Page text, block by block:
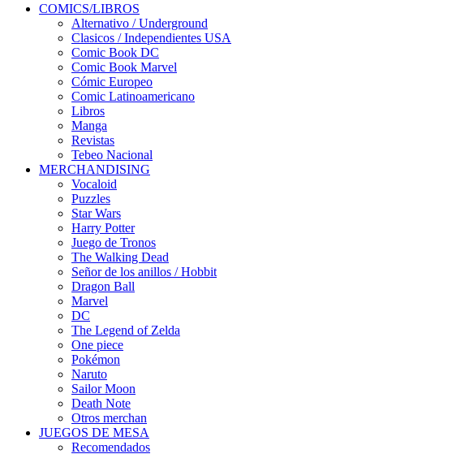
COMICS/LIBROS
Alternativo / Underground
Clasicos / Independientes USA
Comic Book DC
Comic Book Marvel
Cómic Europeo
Comic Latinoamericano
Libros
Manga
Revistas
Tebeo Nacional
MERCHANDISING
Vocaloid
Puzzles
Star Wars
Harry Potter
Juego de Tronos
The Walking Dead
Señor de los anillos / Hobbit
Dragon Ball
Marvel
DC
The Legend of Zelda
One piece
Pokémon
Naruto
Sailor Moon
Death Note
Otros merchan
JUEGOS DE MESA
Recomendados